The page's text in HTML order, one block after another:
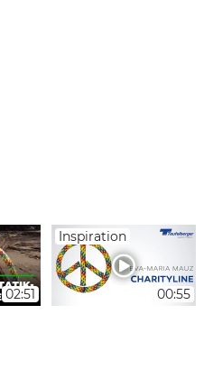
02:51
Inspiration
00:55